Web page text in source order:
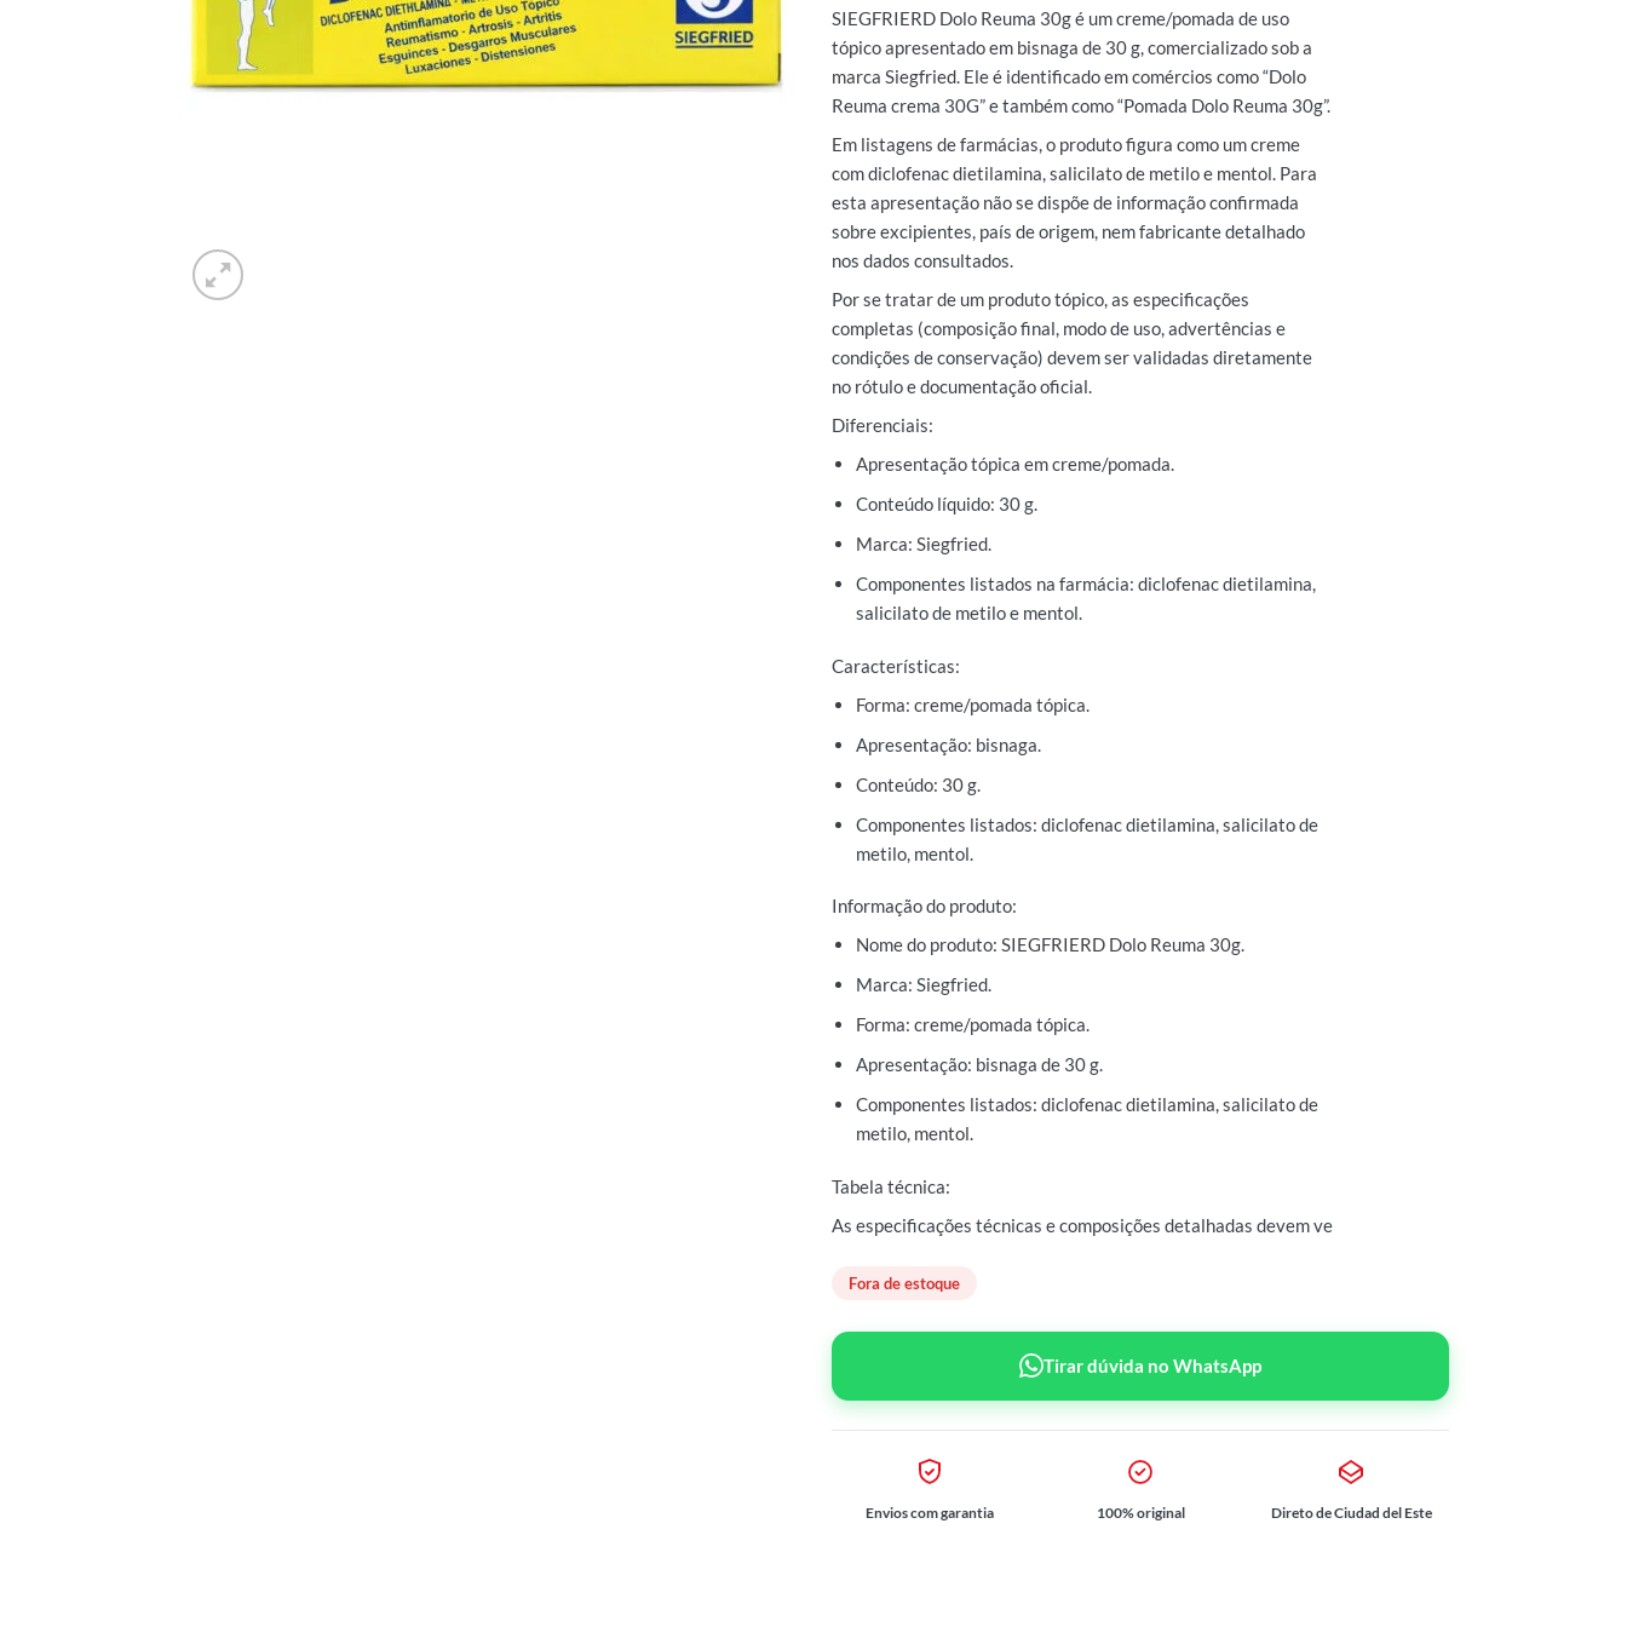
SIEGFRIERD Dolo Reuma 30g é um creme/pomada de uso
tópico apresentado em bisnaga de 30 g, comercializado sob a
marca Siegfried. Ele é identificado em comércios como “Dolo
Reuma crema 30G” e também como “Pomada Dolo Reuma 30g”.
Em listagens de farmácias, o produto figura como um creme
com diclofenac dietilamina, salicilato de metilo e mentol. Para
esta apresentação não se dispõe de informação confirmada
sobre excipientes, país de origem, nem fabricante detalhado
nos dados consultados.
Por se tratar de um produto tópico, as especificações
completas (composição final, modo de uso, advertências e
condições de conservação) devem ser validadas diretamente
no rótulo e documentação oficial.
Diferenciais:
Apresentação tópica em creme/pomada.
Conteúdo líquido: 30 g.
Marca: Siegfried.
Componentes listados na farmácia: diclofenac dietilamina,
salicilato de metilo e mentol.
Características:
Forma: creme/pomada tópica.
Apresentação: bisnaga.
Conteúdo: 30 g.
Componentes listados: diclofenac dietilamina, salicilato de
metilo, mentol.
Informação do produto:
Nome do produto: SIEGFRIERD Dolo Reuma 30g.
Marca: Siegfried.
Forma: creme/pomada tópica.
Apresentação: bisnaga de 30 g.
Componentes listados: diclofenac dietilamina, salicilato de
metilo, mentol.
Tabela técnica:
As especificações técnicas e composições detalhadas devem ve
Fora de estoque
Tirar dúvida no WhatsApp
Envios com garantia 100% original Direto de Ciudad del Este